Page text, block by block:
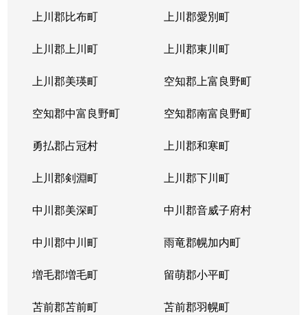
上川郡比布町 上川郡愛別町
上川郡上川町 上川郡東川町
上川郡美瑛町 空知郡上富良野町
空知郡中富良野町 空知郡南富良野町
勇払郡占冠村 上川郡和寒町
上川郡剣淵町 上川郡下川町
中川郡美深町 中川郡音威子府村
中川郡中川町 雨竜郡幌加内町
増毛郡増毛町 留萌郡小平町
苫前郡苫前町 苫前郡羽幌町